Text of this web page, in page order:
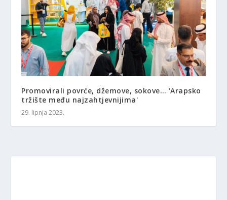
Promovirali povrće, džemove, sokove… 'Arapsko
tržište među najzahtjevnijima'
29. lipnja 2023.